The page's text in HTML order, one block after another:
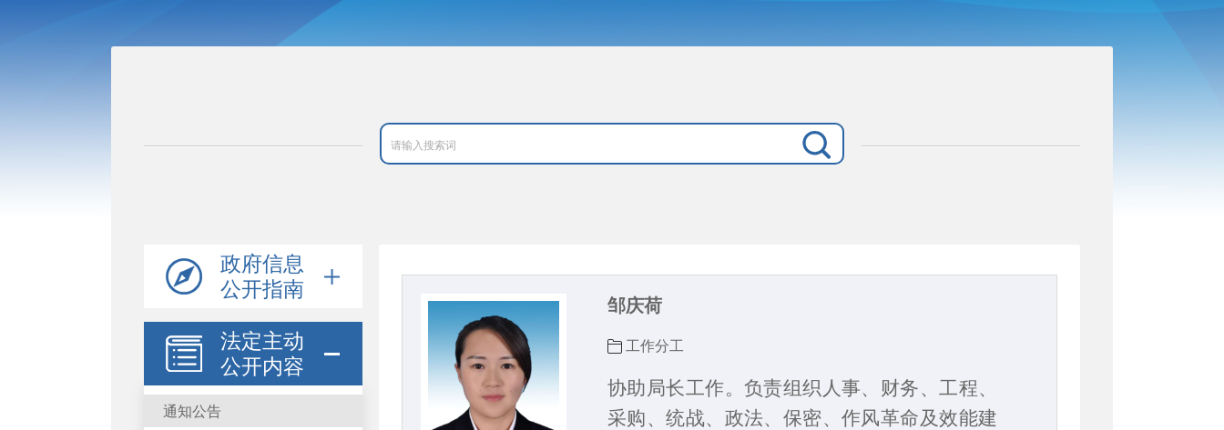
政府信息
公开指南
法定主动
公开内容
通知公告
邹庆荷
工作分工
协助局长工作。负责组织人事、财务、工程、
采购、统战、 政法、保密、作风革命及效能建